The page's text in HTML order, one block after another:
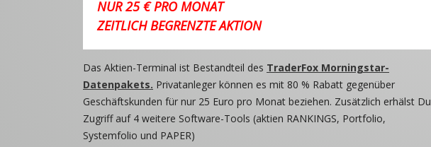
NUR 25 € PRO MONAT
ZEITLICH BEGRENZTE AKTION
Das Aktien-Terminal ist Bestandteil des TraderFox Morningstar-
Datenpakets. Privatanleger können es mit 80 % Rabatt gegenüber
Geschäftskunden für nur 25 Euro pro Monat beziehen. Zusätzlich erhälst Du
Zugriff auf 4 weitere Software-Tools (aktien RANKINGS, Portfolio,
Systemfolio und PAPER)